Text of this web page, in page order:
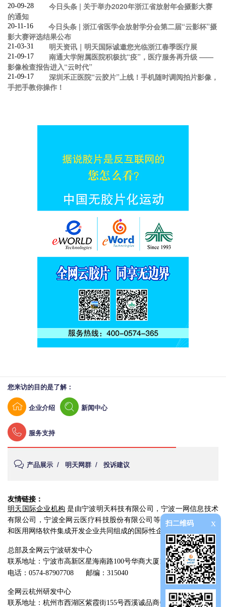
20-09-28
今日头条 | 关于举办2020年浙江省放射年会摄影大赛
的通知
20-11-16
今日头条 | 浙江省医学会放射学分会第二届“云影杯”摄
影大赛评选结果公布
21-03-31 明天资讯｜明天国际诚邀您光临浙江春季医疗展
21-09-17
南通大学附属医院积极抗“疫”，医疗服务再升级 ——
影像检查报告进入“云时代”
21-09-17
深圳禾正医院“云胶片”上线！手机随时调阅拍片影像，
手把手教你操作！
您来访的目的是了解：
企业介绍 新闻中心
服务支持
产品展示 / 明天网群 / 投诉建议
扫二维码 x
友情链接：
明天国际企业机构 是由宁波明天科技有限公司，宁波一网信息技术
有限公司，宁波全网云医疗科技股份有限公司等多家医疗设备经营
和医用网络软件集成开发企业共同组成的国际性企业组织。
总部及全网云宁波研发中心
联系地址：宁波市高新区星海南路100号华商大厦13楼
电话：0574-87907708
邮编：315040
全网云杭州研发中心
联系地址：杭州市西湖区紫霞街155号西溪诚品商务中心2幢4楼